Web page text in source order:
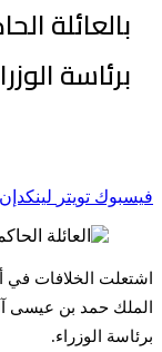
بالعائلة
برئاسة
فيسبوك تويتر لينكدإن
اشتعلت الخلافات في
الملك حمد بن عيسى
برئاسة الوزراء.